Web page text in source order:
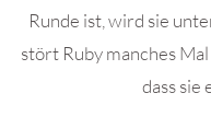
Runde ist, wird sie
stört Ruby manches
dass sie